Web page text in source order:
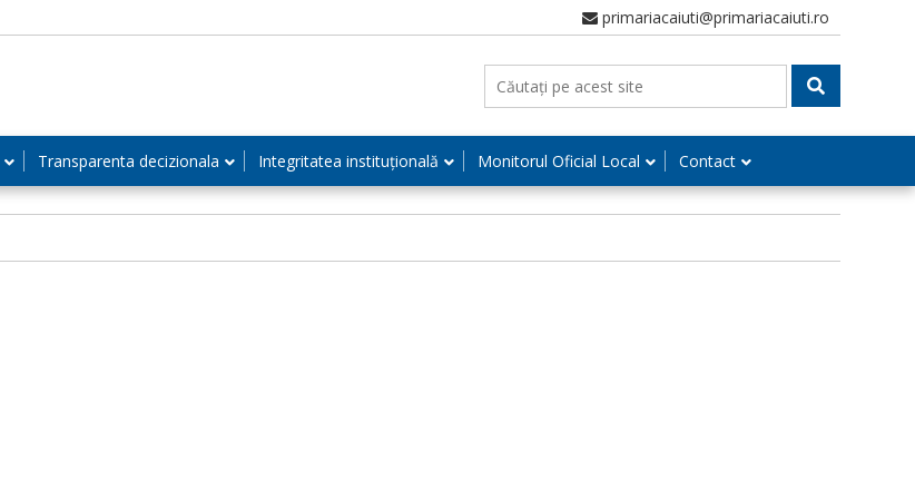
primariacaiuti@primariacaiuti.ro
Transparenta decizionala Integritatea instituțională Monitorul Oficial Local Contact